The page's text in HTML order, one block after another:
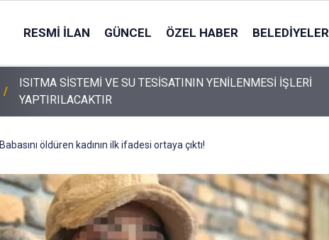
RESMI İLAN GÜNCEL ÖZEL HABER BELEDIYELER
ISITMA SİSTEMİ VE SU TESİSATININ YENİLENMESİ İŞLERİ
YAPTIRILACAKTIR
Babasını öldüren kadının ilk ifadesi ortaya çıktı!